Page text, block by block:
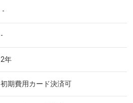
-
-
2年
初期費用カード決済可